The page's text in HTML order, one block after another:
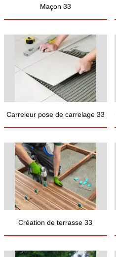
Maçon 33
Carreleur pose de carrelage 33
Création de terrasse 33